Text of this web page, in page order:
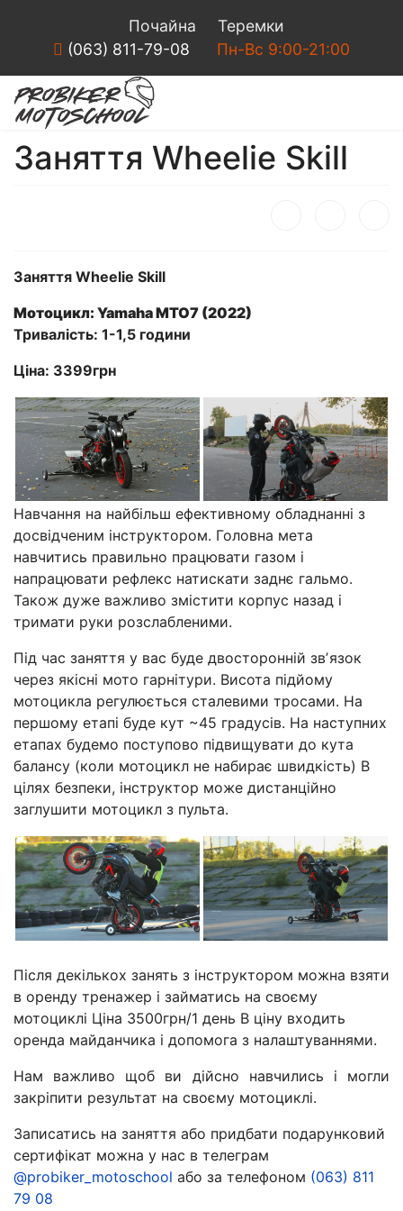
Почайна
Теремки
(063) 811-79-08
Пн-Вс 9:00-21:00
Заняття Wheelie Skill
Заняття Wheelie Skill
Мотоцикл: Yamaha MTO7 (2022)
Тривалість: 1-1,5 години
Ціна: 3399грн
Навчання на найбільш ефективному обладнанні з
досвідченим інструктором. Головна мета
навчитись правильно працювати газом і
напрацювати рефлекс натискати заднє гальмо.
Також дуже важливо змістити корпус назад і
тримати руки розслабленими.
Під час заняття у вас буде двосторонній звʼязок
через якісні мото гарнітури. Висота підйому
мотоцикла регулюється сталевими тросами. На
першому етапі буде кут ~45 градусів. На наступних
етапах будемо поступово підвищувати до кута
балансу (коли мотоцикл не набирає швидкість) В
цілях безпеки, інструктор може дистанційно
заглушити мотоцикл з пульта.
Після декількох занять з інструктором можна взяти
в оренду тренажер і займатись на своєму
мотоциклі Ціна 3500грн/1 день В ціну входить
оренда майданчика і допомога з налаштуваннями.
Нам важливо щоб ви дійсно навчились і могли
закріпити результат на своєму мотоциклі.
Записатись на заняття або придбати подарунковий
сертифікат можна у нас в телеграм
@probiker_motoschool або за телефоном (063) 811
79 08